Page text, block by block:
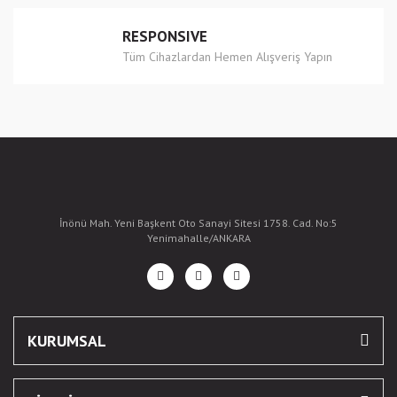
RESPONSIVE
Tüm Cihazlardan Hemen Alışveriş Yapın
İnönü Mah. Yeni Başkent Oto Sanayi Sitesi 1758. Cad. No:5
Yenimahalle/ANKARA
KURUMSAL